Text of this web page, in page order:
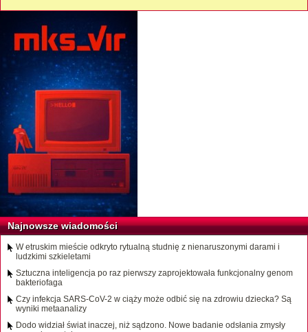
Najnowsze wiadomości
W etruskim mieście odkryto rytualną studnię z nienaruszonymi darami i
ludzkimi szkieletami
Sztuczna inteligencja po raz pierwszy zaprojektowała funkcjonalny genom
bakteriofaga
Czy infekcja SARS-CoV-2 w ciąży może odbić się na zdrowiu dziecka? Są
wyniki metaanalizy
Dodo widział świat inaczej, niż sądzono. Nowe badanie odsłania zmysły